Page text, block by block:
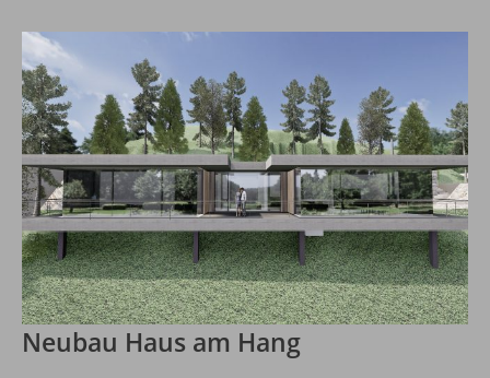
Neubau Haus am Hang